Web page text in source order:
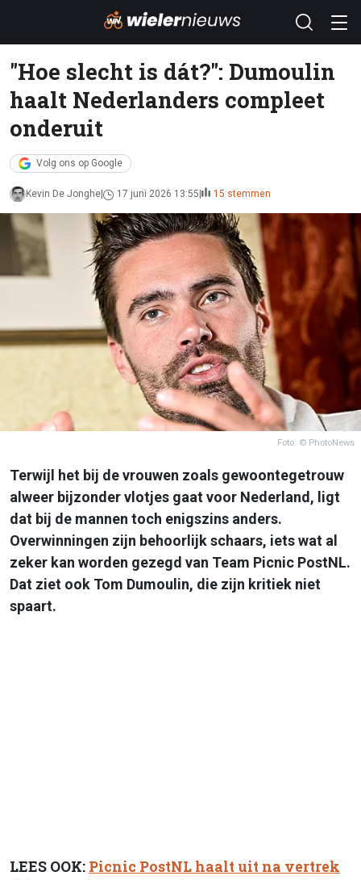
"Hoe slecht is dát?": Dumoulin
haalt Nederlanders compleet
onderuit
Volg ons op Google
Kevin De Jonghe 17 juni 2026 13:55 15 stemmen
Foto: © PhotoNews
Terwijl het bij de vrouwen zoals gewoontegetrouw
alweer bijzonder vlotjes gaat voor Nederland, ligt
dat bij de mannen toch enigszins anders.
Overwinningen zijn behoorlijk schaars, iets wat al
zeker kan worden gezegd van Team Picnic PostNL.
Dat ziet ook Tom Dumoulin, die zijn kritiek niet
spaart.
LEES OOK: Picnic PostNL haalt uit na vertrek